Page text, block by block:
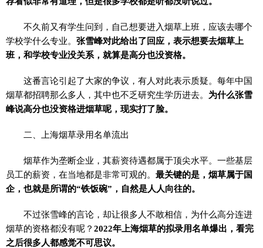
不久前又有学生问到，自己想要进入烟草上班，应该去哪个
学校学什么专业。 张雪峰对此给出了回应，表示想要去烟草上
班，和学校专业没关系，就算是高分也没资格。
这番言论引起了大家的争议，有人对此表示质疑。每年中国
烟草都招聘那么多人，其中也不乏研究生学历进去。 为什么张雪
峰说高分也没资格进烟草呢，现实打了脸。
二、上海烟草录用名单流出
烟草作为垄断企业，其薪资待遇都属于顶尖水平。一些基层
员工的薪资，在当地都是非常可观的。 最关键的是，烟草属于国
企，也就是所谓的“铁饭碗”，自然是人人向往的。
不过张雪峰的言论，却让很多人不敢相信，为什么高分连进
烟草的资格都没有呢？ 2022年上海烟草的拟录用名单爆出，看完
之后很多人都感觉不可思议。